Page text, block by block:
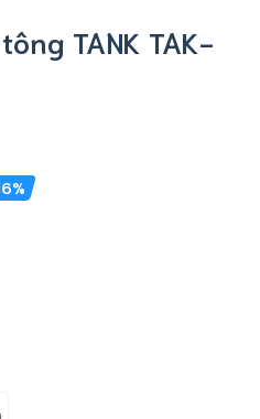
TANK TAK-